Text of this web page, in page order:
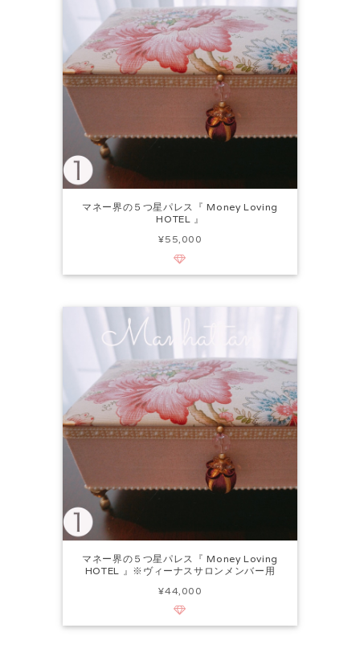
マネー界の５つ星パレス『 Money Loving
HOTEL 』
¥55,000
マネー界の５つ星パレス『 Money Loving
HOTEL 』※ヴィーナスサロンメンバー用
¥44,000